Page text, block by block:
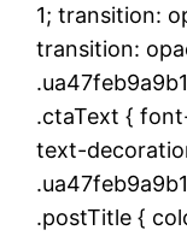
1; transition:
transition:
.ctaText {
text-
.postTitle {